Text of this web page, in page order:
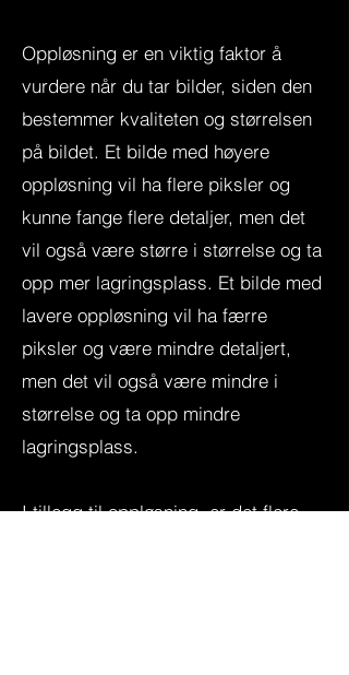
Oppløsning er en viktig faktor å
vurdere når du tar bilder, siden den
bestemmer kvaliteten og størrelsen
på bildet. Et bilde med høyere
oppløsning vil ha flere piksler og
kunne fange flere detaljer, men det
vil også være større i størrelse og ta
opp mer lagringsplass. Et bilde med
lavere oppløsning vil ha færre
piksler og være mindre detaljert,
men det vil også være mindre i
størrelse og ta opp mindre
lagringsplass.
I tillegg til oppløsning, er det flere